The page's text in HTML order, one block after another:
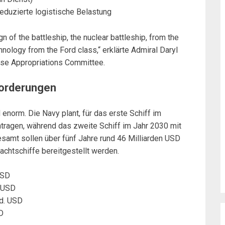
logistische Belastung
of the battleship, the nuclear battleship, from the
from the Ford class,“ erklärte Admiral Daryl
Appropriations Committee.
Die Navy plant, für das erste Schiff im
während das zweite Schiff im Jahr 2030 mit
sollen über fünf Jahre rund 46 Milliarden USD
bereitgestellt werden.
USD